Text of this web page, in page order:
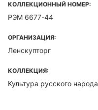
КОЛЛЕКЦИОННЫЙ НОМЕР:
РЭМ 6677-44
ОРГАНИЗАЦИЯ:
Ленскупторг
КОЛЛЕКЦИЯ:
Культура русского народа